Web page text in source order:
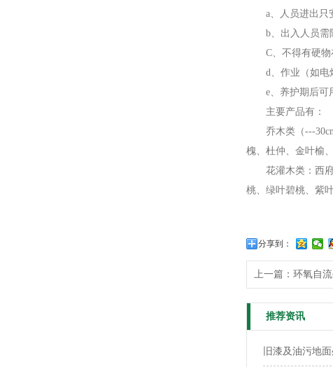
a、人员进出只安
b、出入人员需除
C、不得有硬物
d、作业（如电焊
e、养护期后可用
主要产品有：
乔木类（---30cm)
槐、杜仲、金叶榆
花灌木类：西府
桃、绿叶碧桃、紫
分享到：
上一篇： 环氧自
推荐资讯
旧漆及油污地